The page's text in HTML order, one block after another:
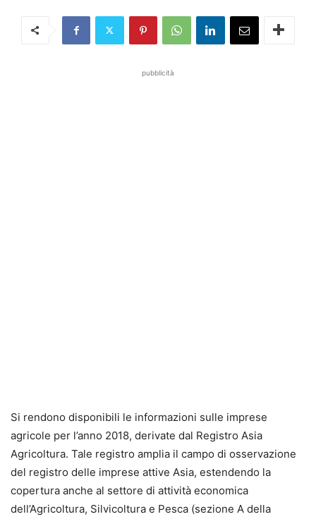
pubblicità
Si rendono disponibili le informazioni sulle imprese
agricole per l’anno 2018, derivate dal Registro Asia
Agricoltura. Tale registro amplia il campo di osservazione
del registro delle imprese attive Asia, estendendo la
copertura anche al settore di attività economica
dell’Agricoltura, Silvicoltura e Pesca (sezione A della